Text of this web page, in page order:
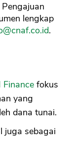
lengkap
.
Finance fokus
yang
dana tunai.
juga sebagai